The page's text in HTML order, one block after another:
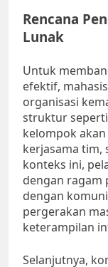
Rencana
Lunak
Untuk
efektif,
organisasi
struktur
kelompok
kerjasama tim,
konteks ini,
dengan ragam
dengan
pergerakan
keterampilan
Selanjutnya,